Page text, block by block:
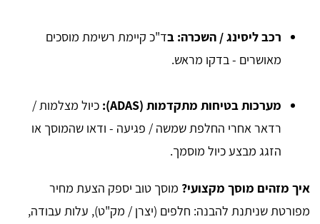
רכב ליסינג / השכרה: בד"כ קיימת רשימת מוסכים
מאושרים - בדקו מראש.
מערכות בטיחות מתקדמות (ADAS):
כיול מצלמות /
רדאר אחרי החלפת שמשה / פגיעה - ודאו שהמוסך או
הזגג מבצע כיול מוסמך.
איך מזהים מוסך מקצועי? מוסך טוב יספק הצעת מחיר
מפורטת שניתנת להבנה: חלפים (יצרן / מק"ט), עלות עבודה,